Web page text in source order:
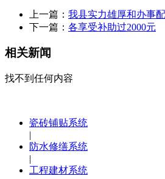
上一篇： 我县实力雄厚和办事
下一篇： 各享受补助过2000元
相关新闻
找不到任何内容
瓷砖铺贴系统
|
防水修缮系统
|
工程建材系统